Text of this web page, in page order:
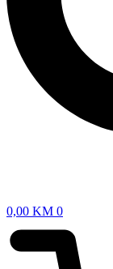
0,00 KM 0